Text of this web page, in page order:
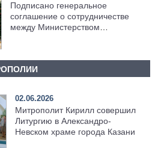
Подписано генеральное
соглашение о сотрудничестве
между Министерством
ДУМ РТ
02.06.2026
Митрополит Кирилл совершил
Литургию в Александро-
Невском храме города Казани